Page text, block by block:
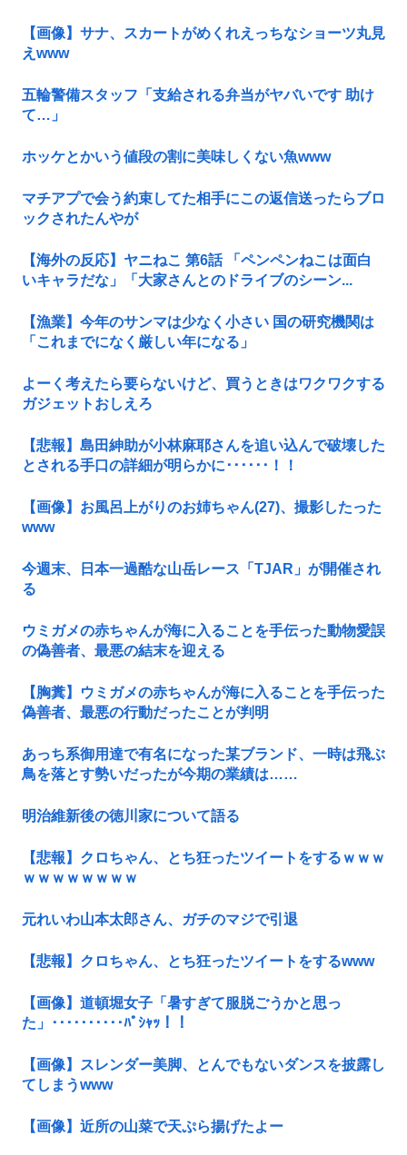
【画像】サナ、スカートがめくれえっちなショーツ丸見
えwww
五輪警備スタッフ「支給される弁当がヤバいです 助け
て…」
ホッケとかいう値段の割に美味しくない魚www
マチアプで会う約束してた相手にこの返信送ったらブロ
ックされたんやが
【海外の反応】ヤニねこ 第6話 「ペンペンねこは面白
いキャラだな」「大家さんとのドライブのシーン...
【漁業】今年のサンマは少なく小さい 国の研究機関は
「これまでになく厳しい年になる」
よーく考えたら要らないけど、買うときはワクワクする
ガジェットおしえろ
【悲報】島田紳助が小林麻耶さんを追い込んで破壊した
とされる手口の詳細が明らかに･･････！！
【画像】お風呂上がりのお姉ちゃん(27)、撮影したった
www
今週末、日本一過酷な山岳レース「TJAR」が開催され
る
ウミガメの赤ちゃんが海に入ることを手伝った動物愛誤
の偽善者、最悪の結末を迎える
【胸糞】ウミガメの赤ちゃんが海に入ることを手伝った
偽善者、最悪の行動だったことが判明
あっち系御用達で有名になった某ブランド、一時は飛ぶ
鳥を落とす勢いだったが今期の業績は……
明治維新後の徳川家について語る
【悲報】クロちゃん、とち狂ったツイートをするｗｗｗ
ｗｗｗｗｗｗｗｗ
元れいわ山本太郎さん、ガチのマジで引退
【悲報】クロちゃん、とち狂ったツイートをするwww
【画像】道頓堀女子「暑すぎて服脱ごうかと思っ
た」･･････････ﾊﾟｼｬｯ！！
【画像】スレンダー美脚、とんでもないダンスを披露し
てしまうwww
【画像】近所の山菜で天ぷら揚げたよー